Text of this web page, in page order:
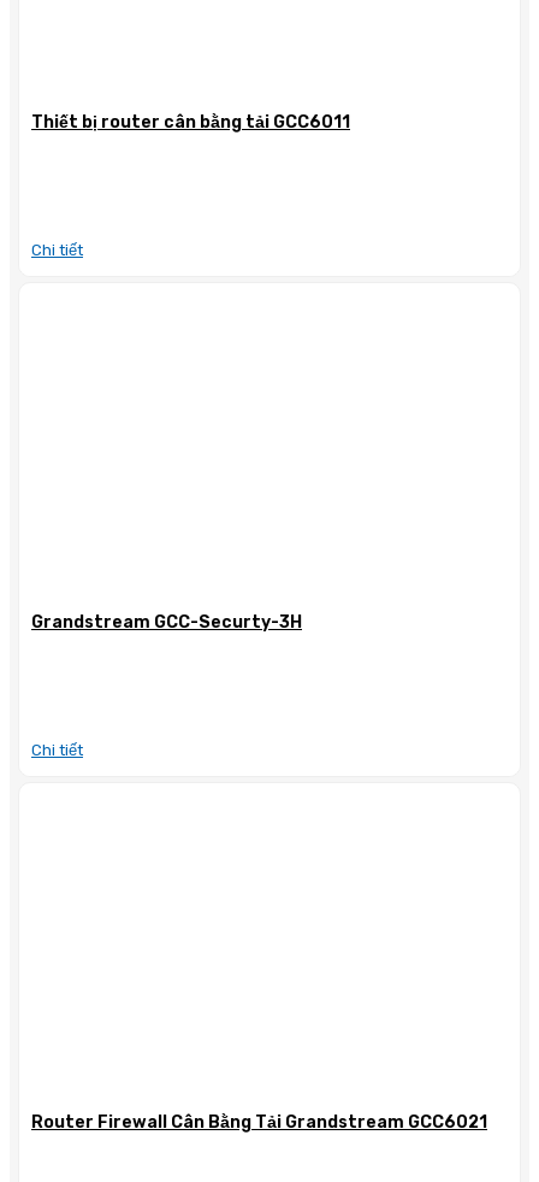
Thiết bị router cân bằng tải GCC6011
Chi tiết
Grandstream GCC-Securty-3H
Chi tiết
Router Firewall Cân Bằng Tải Grandstream GCC6021